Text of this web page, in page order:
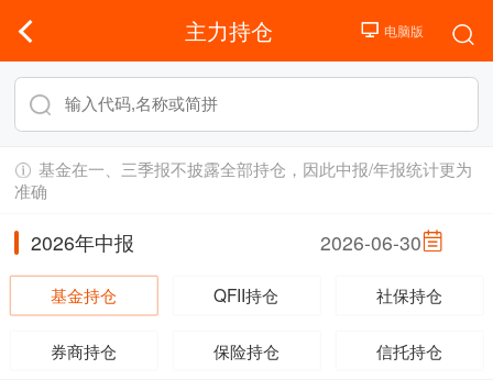
主力持仓
基金在一、三季报不披露全部持仓，因此中报/年报统计更为
准确
2026年中报 2026-06-30
基金持仓 QFII持仓 社保持仓
券商持仓 保险持仓 信托持仓